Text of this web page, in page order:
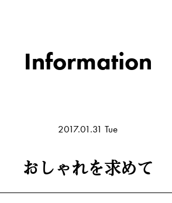
Information
2017.01.31 Tue
おしゃれを求めて